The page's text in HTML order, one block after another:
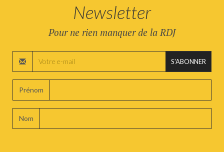
Newsletter
Pour ne rien manquer de la RDJ
S'ABONNER
Prénom
Nom